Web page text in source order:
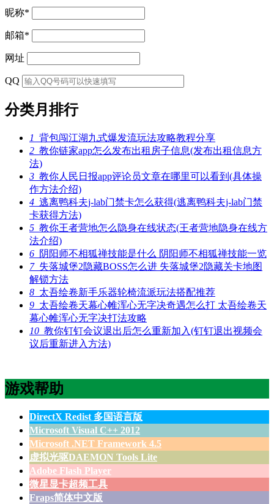
昵称*
邮箱*
网址
QQ
分类月排行
1 背包闯江湖九式爆发流玩法攻略教程分享
2 教你链家app怎么发布出租房子信息(发布出租信息方
法)
3 教你人民日报app评论员文章在哪里可以看到(具体操
作方法介绍)
4 逃离鸭科夫j-lab门禁卡怎么获得(逃离鸭科夫j-lab门禁
卡获得方法)
5 教你王者营地怎么隐身在线状态(王者营地隐身在线方
法介绍)
6 阴阳师不相狐禅技能是什么 阴阳师不相狐禅技能一览
7失落城堡2隐藏BOSS怎么进 失落城堡2隐藏关卡地图
解锁方法
8 太吾绘卷新手乐器轮椅流派玩法搭配推荐
9 太吾绘卷天幕心帷浑心无字决奇遇怎么打 太吾绘卷天
幕心帷浑心无字决打法攻略
10 教你钉钉会议退出后怎么重新加入(钉钉退出视频会
议后重新进入方法)
游戏帮助
DirectX Redist 多国语言版
Microsoft Visual C++ 2012
Microsoft .NET Framework 4.5
虚拟光驱DAEMON Tools Lite
Adobe Flash Player
微星显卡超频工具
Fraps简体中文版